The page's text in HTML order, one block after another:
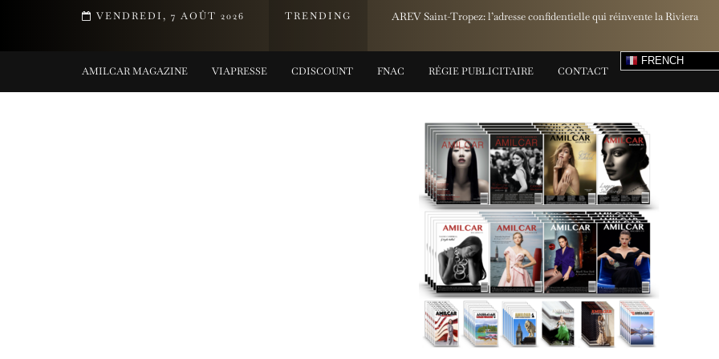
VENDREDI, 7 AOÛT 2026 TRENDING
DE LA COLLECTION TIFFANY TITAN PAR PHARRELL WILLIAMS
AREV Saint-Tropez: l’adresse confidentielle qui réinvente la Riviera
AMILCAR MAGAZINE VIAPRESSE CDISCOUNT FNAC RÉGIE PUBLICITAIRE CONTACT
FRENCH